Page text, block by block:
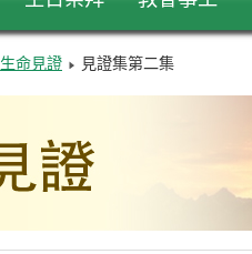
生命見證 見證集第二集